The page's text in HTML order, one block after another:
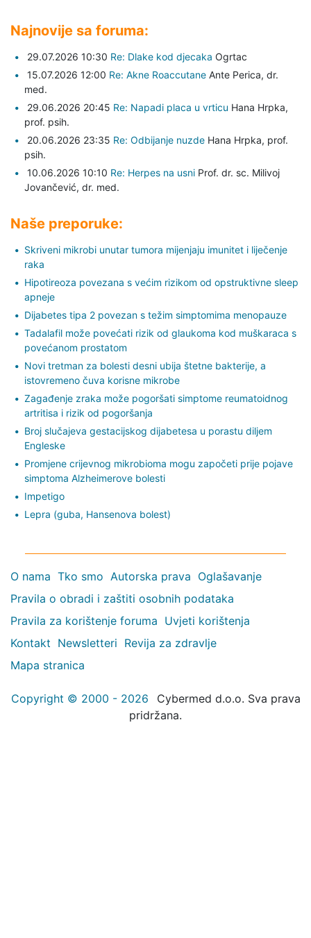
Najnovije sa foruma:
29.07.2026 10:30 Re: Dlake kod djecaka Ogrtac
15.07.2026 12:00 Re: Akne Roaccutane Ante Perica, dr.
med.
29.06.2026 20:45 Re: Napadi placa u vrticu Hana Hrpka,
prof. psih.
20.06.2026 23:35 Re: Odbijanje nuzde Hana Hrpka, prof.
psih.
10.06.2026 10:10 Re: Herpes na usni Prof. dr. sc. Milivoj
Jovančević, dr. med.
Naše preporuke:
Skriveni mikrobi unutar tumora mijenjaju imunitet i liječenje
raka
Hipotireoza povezana s većim rizikom od opstruktivne sleep
apneje
Dijabetes tipa 2 povezan s težim simptomima menopauze
Tadalafil može povećati rizik od glaukoma kod muškaraca s
povećanom prostatom
Novi tretman za bolesti desni ubija štetne bakterije, a
istovremeno čuva korisne mikrobe
Zagađenje zraka može pogoršati simptome reumatoidnog
artritisa i rizik od pogoršanja
Broj slučajeva gestacijskog dijabetesa u porastu diljem
Engleske
Promjene crijevnog mikrobioma mogu započeti prije pojave
simptoma Alzheimerove bolesti
Impetigo
Lepra (guba, Hansenova bolest)
O nama Tko smo Autorska prava Oglašavanje
Pravila o obradi i zaštiti osobnih podataka
Pravila za korištenje foruma Uvjeti korištenja
Kontakt Newsletteri Revija za zdravlje
Mapa stranica
Copyright © 2000 - 2026
Cybermed d.o.o. Sva prava
pridržana.